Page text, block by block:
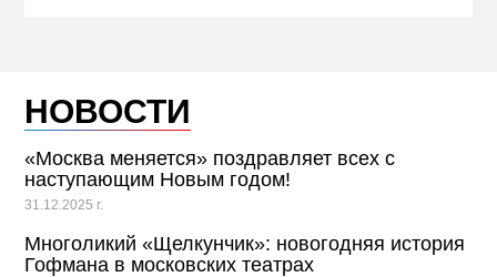
НОВОСТИ
«Москва меняется» поздравляет всех с
наступающим Новым годом!
31.12.2025 г.
Многоликий «Щелкунчик»: новогодняя история
Гофмана в московских театрах